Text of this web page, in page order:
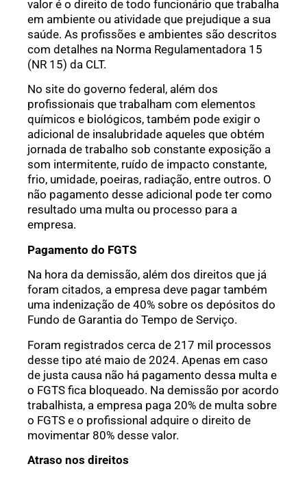
valor é o direito de todo funcionário que trabalha
em ambiente ou atividade que prejudique a sua
saúde. As profissões e ambientes são descritos
com detalhes na Norma Regulamentadora 15
(NR 15) da CLT.
No site do governo federal, além dos
profissionais que trabalham com elementos
químicos e biológicos, também pode exigir o
adicional de insalubridade aqueles que obtém
jornada de trabalho sob constante exposição a
som intermitente, ruído de impacto constante,
frio, umidade, poeiras, radiação, entre outros. O
não pagamento desse adicional pode ter como
resultado uma multa ou processo para a
empresa.
Pagamento do FGTS
Na hora da demissão, além dos direitos que já
foram citados, a empresa deve pagar também
uma indenização de 40% sobre os depósitos do
Fundo de Garantia do Tempo de Serviço.
Foram registrados cerca de 217 mil processos
desse tipo até maio de 2024. Apenas em caso
de justa causa não há pagamento dessa multa e
o FGTS fica bloqueado. Na demissão por acordo
trabalhista, a empresa paga 20% de multa sobre
o FGTS e o profissional adquire o direito de
movimentar 80% desse valor.
Atraso nos direitos